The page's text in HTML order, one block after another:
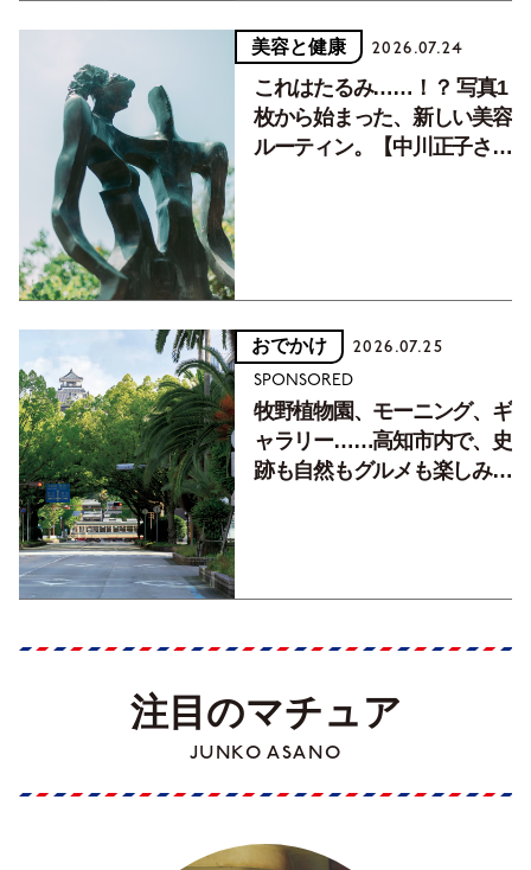
美容と健康 2026.07.24
これはたるみ……！？ 写真1
枚から始まった、新しい美容
ルーティン。【中川正子さん
おでかけ 2026.07.25
SPONSORED
牧野植物園、モーニング、ギ
ャラリー……高知市内で、史
跡も自然もグルメも楽しみ尽
注目のマチュア
JUNKO ASANO